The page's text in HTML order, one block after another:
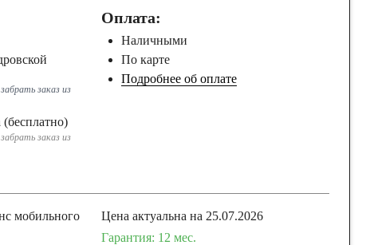
заказ из
заказ из
Оплата:
Наличными
По карте
Подробнее об оплате
мобильного
Цена актуальна на 25.07.2026
Гарантия: 12 мес.